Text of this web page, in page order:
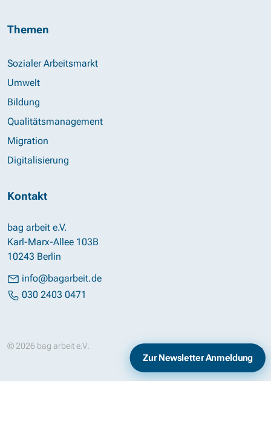
Themen
Sozialer Arbeitsmarkt
Umwelt
Bildung
Qualitätsmanagement
Migration
Digitalisierung
Kontakt
bag arbeit e.V.
Karl-Marx-Allee 103B
10243 Berlin
info@bagarbeit.de
030 2403 0471
© 2026 bag arbeit e.V. Datenschutz
Zur Newsletter Anmeldung